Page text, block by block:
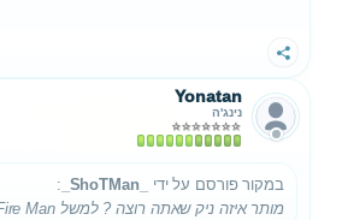
שתף
Yonatan
נינג'ה
במקור פורסם על ידי
:
מותר איזה ניק שאתה רוצה ? למשל The Fire Man ?